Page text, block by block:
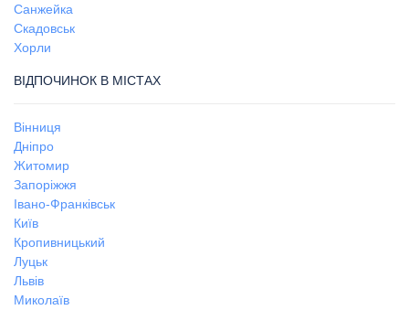
Санжейка
Скадовськ
Хорли
ВІДПОЧИНОК В МІСТАХ
Вінниця
Дніпро
Житомир
Запоріжжя
Івано-Франківськ
Київ
Кропивницький
Луцьк
Львів
Миколаїв